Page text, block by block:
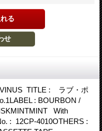
TITLE : ラブ・ポ
: BOURBON /
With
: 12CP-4010OTHERS :